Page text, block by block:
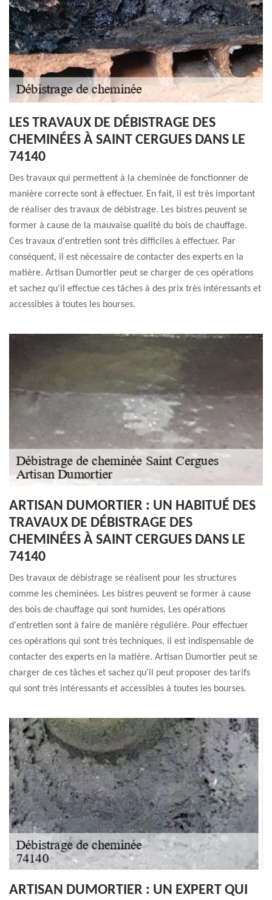
LES TRAVAUX DE DÉBISTRAGE DES
CHEMINÉES À SAINT CERGUES DANS LE
74140
Des travaux qui permettent à la cheminée de fonctionner de
manière correcte sont à effectuer. En fait, il est très important
de réaliser des travaux de débistrage. Les bistres peuvent se
former à cause de la mauvaise qualité du bois de chauffage.
Ces travaux d'entretien sont très difficiles à effectuer. Par
conséquent, il est nécessaire de contacter des experts en la
matière. Artisan Dumortier peut se charger de ces opérations
et sachez qu'il effectue ces tâches à des prix très intéressants et
accessibles à toutes les bourses.
ARTISAN DUMORTIER : UN HABITUÉ DES
TRAVAUX DE DÉBISTRAGE DES
CHEMINÉES À SAINT CERGUES DANS LE
74140
Des travaux de débistrage se réalisent pour les structures
comme les cheminées. Les bistres peuvent se former à cause
des bois de chauffage qui sont humides. Les opérations
d'entretien sont à faire de manière régulière. Pour effectuer
ces opérations qui sont très techniques, il est indispensable de
contacter des experts en la matière. Artisan Dumortier peut se
charger de ces tâches et sachez qu'il peut proposer des tarifs
qui sont très intéressants et accessibles à toutes les bourses.
ARTISAN DUMORTIER : UN EXPERT QUI